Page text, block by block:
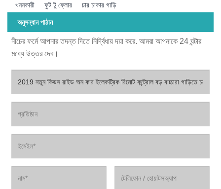
খননকারী
ফুট টু ফ্লোর চার চাকার গাড়ি
অনুসন্ধান পাঠান
নীচের ফর্মে আপনার তদন্ত দিতে নির্দ্বিধায় দয়া করে. আমরা আপনাকে 24 ঘন্টার
মধ্যে উত্তর দেব।